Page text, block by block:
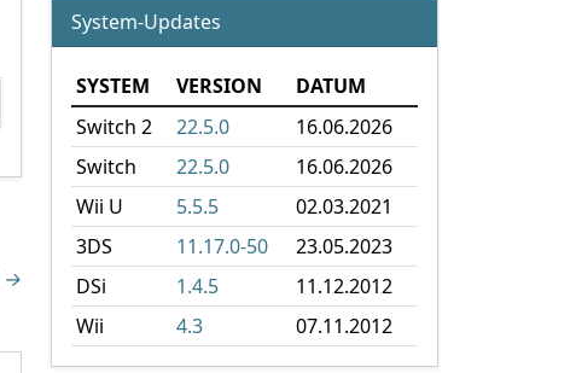
→
System-Updates
SYSTEM VERSION
DATUM
Switch 2
22.5.0
16.06.2026
Switch
22.5.0
16.06.2026
Wii U
5.5.5
02.03.2021
3DS
11.17.0-50
23.05.2023
DSi
1.4.5
11.12.2012
Wii
4.3 07.11.2012